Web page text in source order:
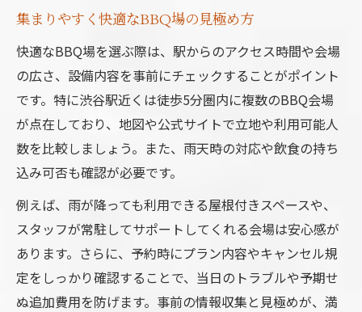
集まりやすく快適なBBQ場の見極め方
快適なBBQ場を選ぶ際は、駅からのアクセス時間や会場
の広さ、設備内容を事前にチェックすることがポイント
です。特に渋谷駅近くは徒歩5分圏内に複数のBBQ会場
が点在しており、地図や公式サイトで立地や利用可能人
数を比較しましょう。また、雨天時の対応や飲食の持ち
込み可否も確認が必要です。
例えば、雨が降っても利用できる屋根付きスペースや、
スタッフが常駐してサポートしてくれる会場は安心感が
あります。さらに、予約時にプラン内容やキャンセル規
定をしっかり確認することで、当日のトラブルや予期せ
ぬ追加費用を防げます。事前の情報収集と見極めが、満